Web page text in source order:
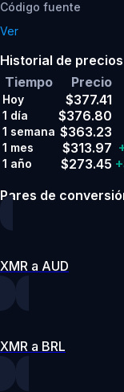
Código fuente
Ver
Historial de
Tiempo
Precio
Hoy $377.41
1 día $376.80
1 semana $363.23
1 mes $313.97
1 año $273.45
Pares de
XMR a AUD
XMR a BRL